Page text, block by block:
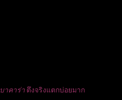
บาคาร่า ตึงจริงแตกบ่อยมาก